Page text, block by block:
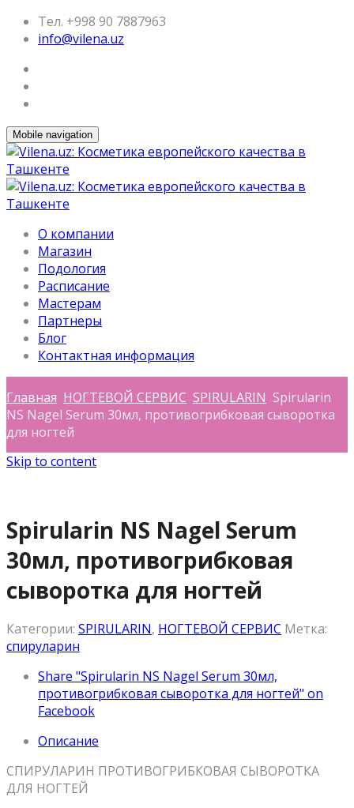
Тел. +998 90 7887963
info@vilena.uz
Mobile navigation
О компании
Магазин
Подология
Расписание
Мастерам
Партнеры
Блог
Контактная информация
Главная НОГТЕВОЙ СЕРВИС SPIRULARIN Spirularin
NS Nagel Serum 30мл, противогрибковая сыворотка
для ногтей
Skip to content
Spirularin NS Nagel Serum
30мл, противогрибковая
сыворотка для ногтей
Категории: SPIRULARIN, НОГТЕВОЙ СЕРВИС Метка:
спируларин
Share "Spirularin NS Nagel Serum 30мл,
противогрибковая сыворотка для ногтей" on
Facebook
Описание
СПИРУЛАРИН ПРОТИВОГРИБКОВАЯ СЫВОРОТКА
ДЛЯ НОГТЕЙ